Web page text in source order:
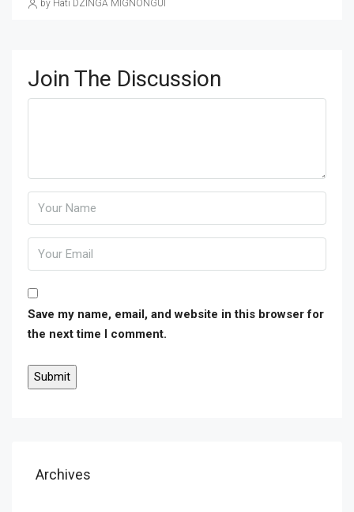
by Hati DZINGA MIGNONGUI
Join The Discussion
Save my name, email, and website in this browser for
the next time I comment.
Archives